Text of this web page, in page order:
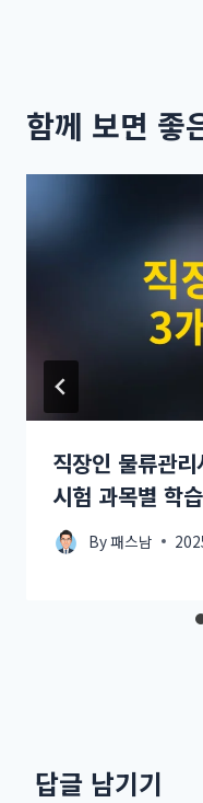
함께 보면 좋
직장인 물류관
시험 과목별 학
By패스남
답글 남기기